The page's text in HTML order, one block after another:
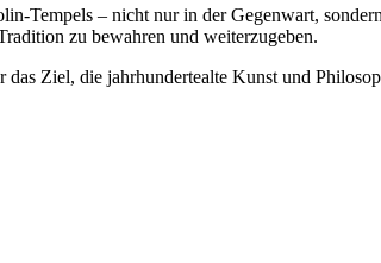
Tempels – nicht nur in der Gegenwart,
zu bewahren und weiterzugeben.
das Ziel, die jahrhundertealte Kunst und